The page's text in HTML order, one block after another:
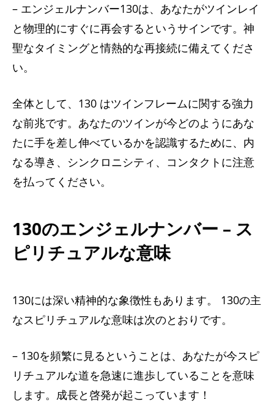
– エンジェルナンバー130は、あなたがツインレイ
と物理的にすぐに再会するというサインです。神
聖なタイミングと情熱的な再接続に備えてくださ
い。
全体として、130 はツインフレームに関する強力
な前兆です。あなたのツインが今どのようにあな
たに手を差し伸べているかを認識するために、内
なる導き、シンクロニシティ、コンタクトに注意
を払ってください。
130のエンジェルナンバー – ス
ピリチュアルな意味
130には深い精神的な象徴性もあります。 130の主
なスピリチュアルな意味は次のとおりです。
– 130を頻繁に見るということは、あなたが今スピ
リチュアルな道を急速に進歩していることを意味
します。成長と啓発が起こっています！